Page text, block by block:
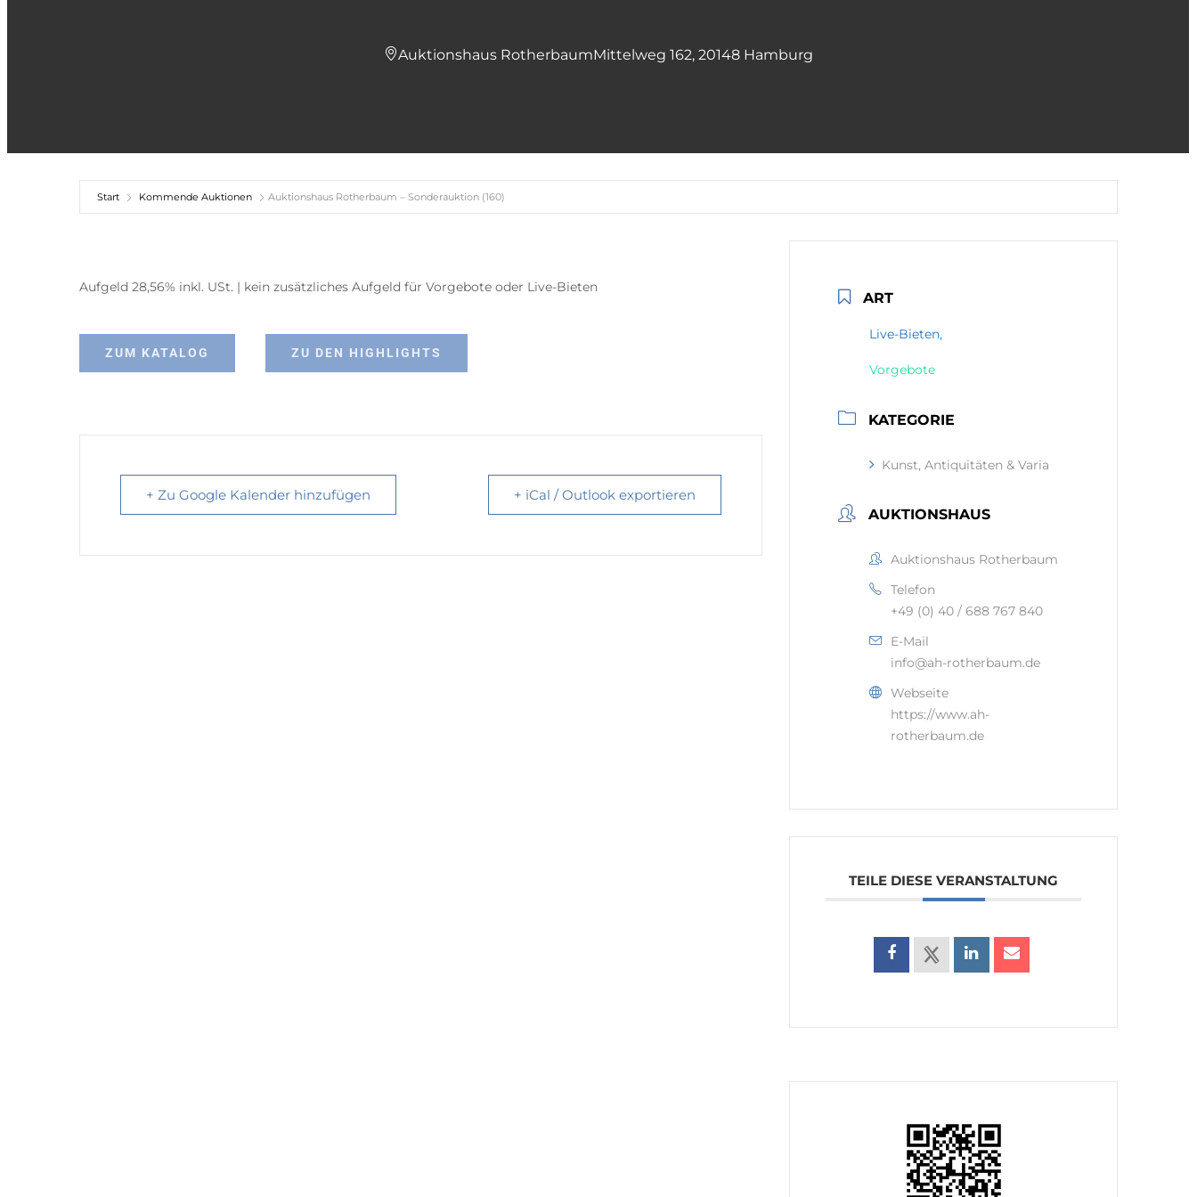
Auktionshaus RotherbaumMittelweg 162, 20148 Hamburg
Start Kommende Auktionen Auktionshaus Rotherbaum – Sonderauktion (160)
Aufgeld 28,56% inkl. USt. | kein zusätzliches Aufgeld für Vorgebote oder Live-Bieten
ZUM KATALOG ZU DEN HIGHLIGHTS
+ Zu Google Kalender hinzufügen + iCal / Outlook exportieren
ART
Live-Bieten,
Vorgebote
KATEGORIE
Kunst, Antiquitäten & Varia
AUKTIONSHAUS
Auktionshaus Rotherbaum
Telefon
+49 (0) 40 / 688 767 840
E-Mail
info@ah-rotherbaum.de
Webseite
https://www.ah-
rotherbaum.de
TEILE DIESE VERANSTALTUNG